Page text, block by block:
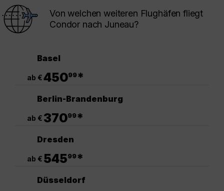
Von welchen weiteren Flughäfen fliegt
Condor nach Juneau?
Basel
ab €45099*
Berlin-Brandenburg
ab € 37099*
Dresden
ab € 54599*
Düsseldorf